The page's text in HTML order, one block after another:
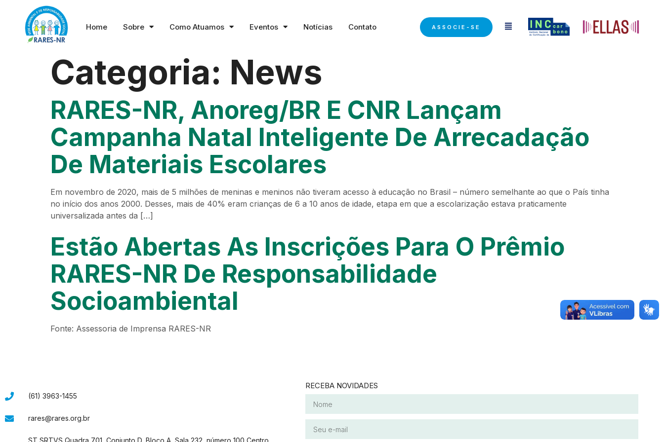
Home Sobre Como Atuamos Eventos Notícias Contato ASSOCIE-SE
Categoria: News
RARES-NR, Anoreg/BR E CNR Lançam
Campanha Natal Inteligente De Arrecadação
De Materiais Escolares
Em novembro de 2020, mais de 5 milhões de meninas e meninos não tiveram acesso à educação no Brasil – número semelhante ao que o País tinha
no início dos anos 2000. Desses, mais de 40% eram crianças de 6 a 10 anos de idade, etapa em que a escolarização estava praticamente
universalizada antes da […]
Estão Abertas As Inscrições Para O Prêmio
RARES-NR De Responsabilidade
Socioambiental
Fonte: Assessoria de Imprensa RARES-NR
(61) 3963-1455
rares@rares.org.br
ST SRTVS Quadra 701, Conjunto D, Bloco A, Sala 232, número 100 Centro
RECEBA NOVIDADES